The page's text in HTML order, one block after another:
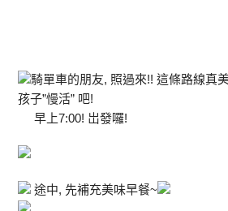
騎單車的朋友, 照過來!! 這條路線真
孩子”慢活” 吧!
早上7:00! 岀發囉!
途中, 先補充美味早餐~